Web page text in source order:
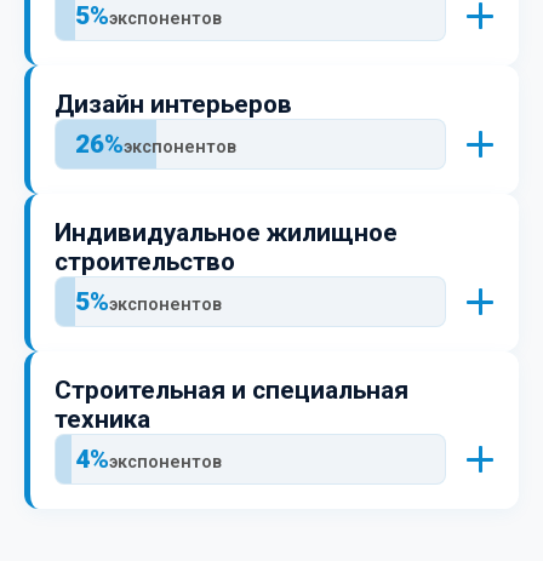
5%экспонентов
Дизайн интерьеров
26%экспонентов
Индивидуальное жилищное
строительство
5%экспонентов
Строительная и специальная
техника
4%экспонентов